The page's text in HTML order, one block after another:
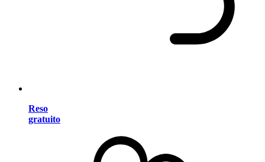
Reso
gratuito